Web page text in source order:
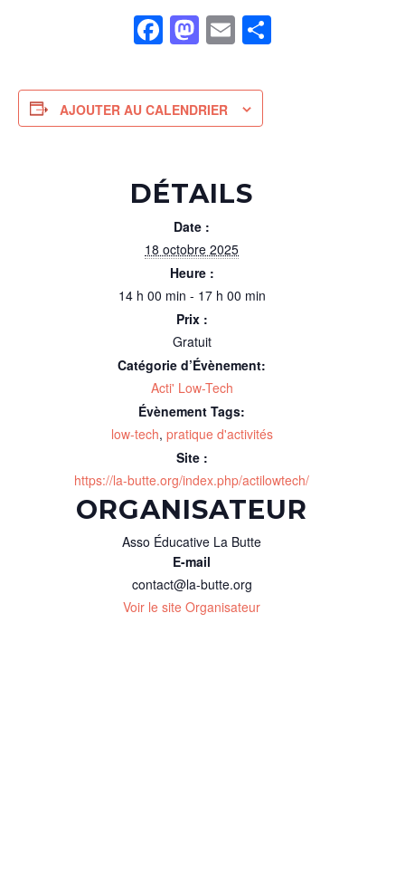
Facebook
Mastodon
Email
AJOUTER AU CALENDRIER
DÉTAILS
Date :
18 octobre 2025
Heure :
14 h 00 min - 17 h 00 min
Prix :
Gratuit
Catégorie d’Évènement:
Acti' Low-Tech
Évènement Tags:
low-tech, pratique d'activités
Site :
https://la-butte.org/index.php/actilowtech/
ORGANISATEUR
Asso Éducative La Butte
E-mail
contact@la-butte.org
Voir le site Organisateur